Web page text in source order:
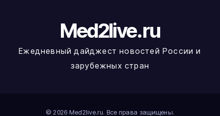
Med2live.ru
Ежедневный дайджест новостей России и
зарубежных стран
© 2026 Med2live.ru. Все права защищены.